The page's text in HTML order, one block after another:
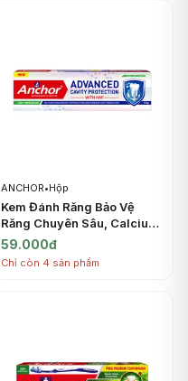
ANCHOR•Hộp
Kem Đánh Răng Bảo Vệ
Răng Chuyên Sâu, Calcium
Hydroxyapatite Toothpaste,
Advanced Cavity
Protection with HAP,
59.000đ
Chỉ còn 4 sản phẩm